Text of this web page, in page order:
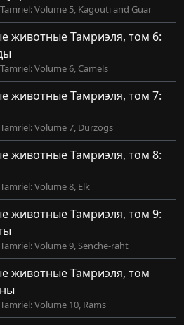
Volume 5, Kagouti and Guar
животные Тамриэля, том 6:
Volume 6, Camels
животные Тамриэля, том 7:
Volume 7, Durzogs
животные Тамриэля, том 8:
Volume 8, Elk
животные Тамриэля, том 9:
Volume 9, Senche-raht
животные Тамриэля, том
Volume 10, Rams